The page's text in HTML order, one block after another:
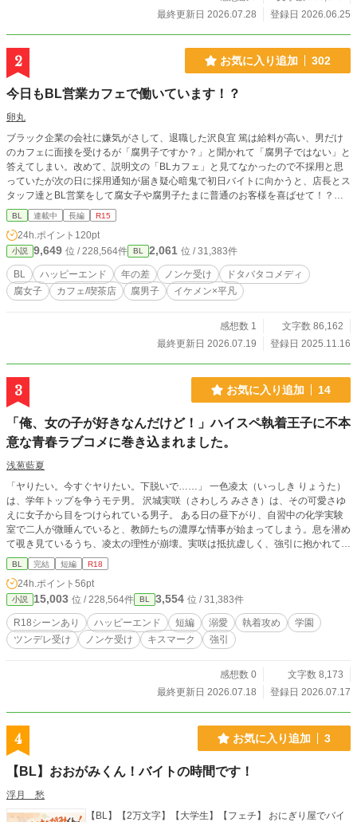
最終更新日 2026.07.28
登録日 2026.06.25
2 お気に入り追加 302
今日もBL営業カフェで働いています！？
卵丸
ブラック企業の会社に嫌気がさして、退職した沢良宜 篤は給料が高い、男だけ
のカフェに面接を受けるが「腐男子ですか？」と聞かれて「腐男子ではない」と
答えてしまい。改めて、説明文の「BLカフェ」と見てなかったので不採用と思
っていたが次の日に採用通知が届き疑心暗鬼で初日バイトに向かうと、店長とス
タッフ達とBL営業をして腐女子や腐男子たまに普通のお客様を喜ばせて！？ノ
ンケBL初心者のバイトと同性愛者の店長のノンケから始まるBLコメディ ※ 不定
期更新です。
BL 連載中 長編 R15
24h.ポイント 120pt
小説 9,649 位 / 228,564件 BL 2,061 位 / 31,383件
BL ハッピーエンド 年の差 ノンケ受け
ドタバタコメディ
腐女子
カフェ/喫茶店 腐男子 イケメン×平凡
感想数 1
文字数 86,162
最終更新日 2026.07.19
登録日 2025.11.16
3 お気に入り追加 14
「俺、女の子が好きなんだけど！」ハイスペ執着王子に不本
意な青春ラブコメに巻き込まれました。
浅葱藍夏
「ヤりたい。今すぐヤりたい。下脱いで……」 一色凌太（いっしき りょうた）
は、学年トップを争うモテ男。 沢城実咲（さわしろ みさき）は、その可愛さゆ
えに女子から目をつけられている男子。 ある日の昼下がり、自習中の化学実験
室で二人が微睡んでいると、教師たちの濃厚な情事が始まってしまう。息を潜め
て覗き見ているうち、凌太の理性が崩壊。実咲は抵抗虚しく、強引に抱かれてし
まった。 それ以来、独占欲に火がついた凌太から、毎日猛烈に追いかけ回され
る実咲。 周囲の嫉妬や悪意が渦巻く中、二人の関係はエスカレートしていき─
─。 強引な執着イケメン×流されツンデレ男子の、過激で甘い学園BL。
BL 完結 短編 R18
24h.ポイント 56pt
小説 15,003 位 / 228,564件 BL 3,554 位 / 31,383件
R18シーンあり ハッピーエンド 短編 溺愛 執着攻め
学園
ツンデレ受け
ノンケ受け キスマーク 強引
感想数 0
文字数 8,173
最終更新日 2026.07.18
登録日 2026.07.17
4 お気に入り追加 3
【BL】おおがみくん！バイトの時間です！
浮月 愁
【BL】【2万文字】【大学生】【フェチ】 おにぎり屋でバイ